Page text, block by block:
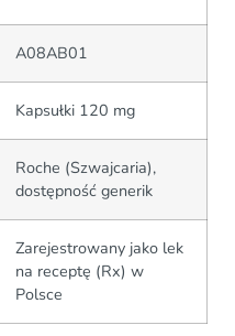
A08AB01
Kapsułki 120 mg
Roche (Szwajcaria),
dostępność generik
Zarejestrowany jako lek
na receptę (Rx) w
Polsce